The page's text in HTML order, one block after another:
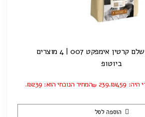
אימפקט 007 | 4 מוצרים
ביוטופ
₪459.
₪ 239 המחיר הנוכחי הוא: ₪239.
הוספה לסל